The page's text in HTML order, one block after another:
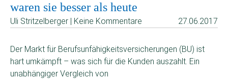
waren sie besser als heute
Uli Stritzelberger | Keine Kommentare 27.06.2017
Der Markt für Berufsunfähigkeitsversicherungen (BU) ist
hart umkämpft – was sich für die Kunden auszahlt. Ein
unabhängiger Vergleich von